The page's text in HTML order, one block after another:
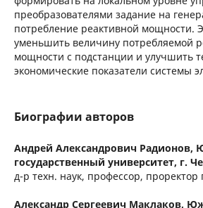
преобразователями задание на
потребление реактивной мощности.
уменьшить величину потребляемой
мощности с подстанции и улучшить
экономические показатели системы
Биографии авторов
Андрей Александрович Радионов,
государственный университет, г.
д-р техн. наук, профессор, проректор
Александр Сергеевич Маклаков,